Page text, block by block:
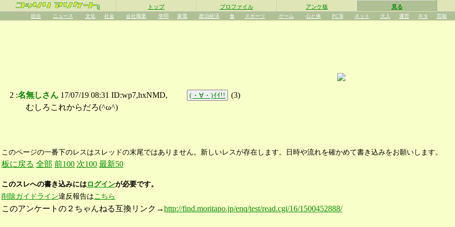
β トップ プロファイル アンケ板 見る
総合 ニュース 文化 社会 会社職業 学問 家電 政治経済 食 スポーツ ゲーム 心と体 PC等 ネット 大人 運営 ネタ 芸能
2 :名無しさん 17/07/19 08:31 ID:wp7,hxNMD, (・∀・)ｲｲ!! (3)
むしろこれからだろ(^ω^)
このページの一番下のレスはスレッドの末尾ではありません。新しいレスが存在します。日時や流れを確かめて書き込みをお願いします。
板に戻る 全部 前100 次100 最新50
このスレへの書き込みにはログインが必要です。
削除ガイドライン違反報告はこちら
このアンケートの２ちゃんねる互換リンク→http://find.moritapo.jp/enq/test/read.cgi/16/1500452888/